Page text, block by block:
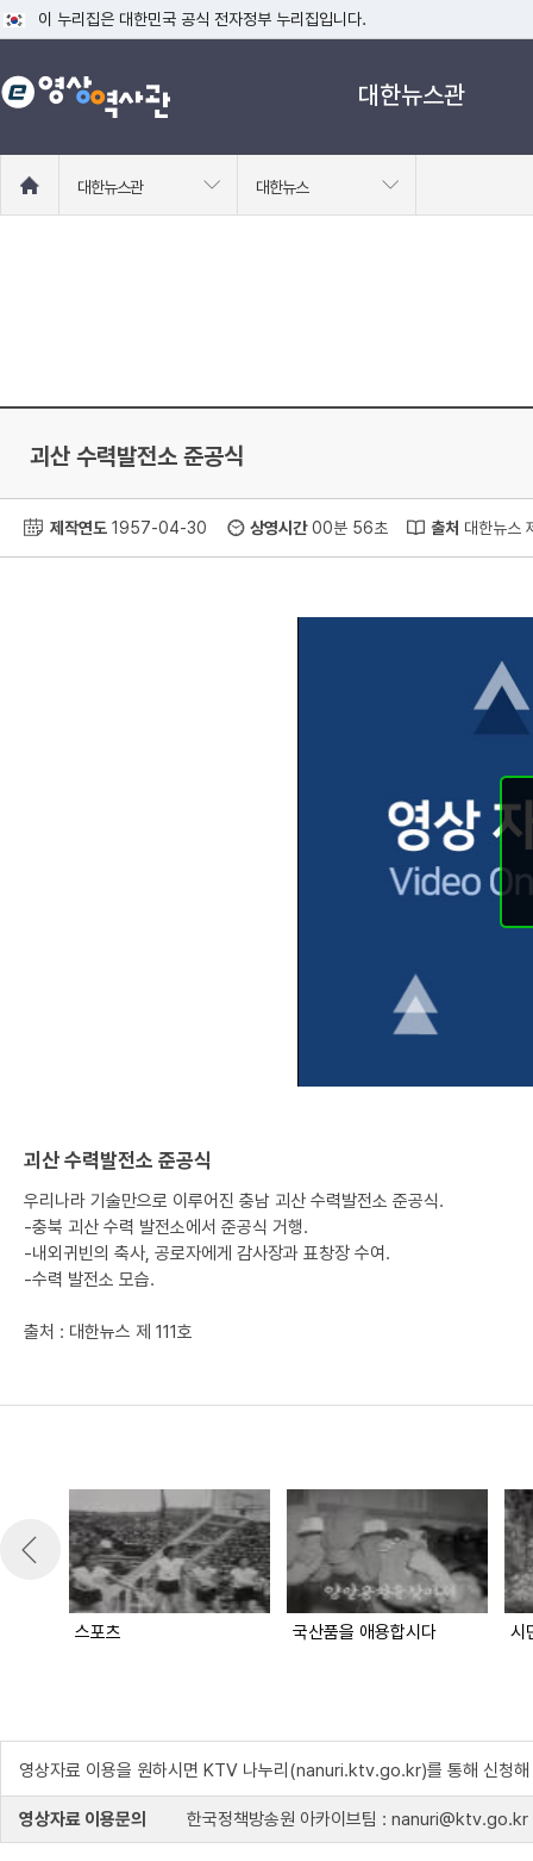
이 누리집은 대한민국 공식 전자정부 누리집입니다.
공식 누리집 주소 확인하기
go.kr 주소를 사용하는 누리집은 대한민국 정부기관이 관리하는 누리집입니
대한뉴스관
로
대한뉴스관 대한뉴스
괴산 수력발전소 준공식
제작연도 1957-04-30 상영시간00분 56초 출처 대한뉴스
괴산 수력발전소 준공식
우리나라 기술만으로 이루어진 충남 괴산 수력발전소 준공식.
-충북 괴산 수력 발전소에서 준공식 거행.
-내외귀빈의 축사, 공로자에게 감사장과 표창장 수여.
-수력 발전소 모습.
출처 : 대한뉴스 제 111호
스포츠 국산품을 애용합시다
영상자료 이용을 원하시면 KTV 나누리(nanuri.ktv.go.kr)를 통해 신청해
영상자료 이용문의 한국정책방송원 아카이브팀 : nanuri@ktv.go.kr